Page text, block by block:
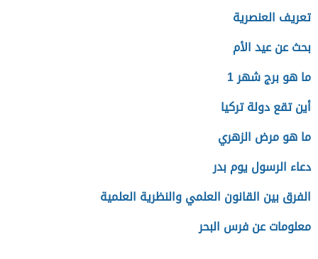
تعريف العنصرية
بحث عن عيد الأم
ما هو برج شهر 1
أين تقع دولة تركيا
ما هو مرض الزهري
دعاء الرسول يوم بدر
الفرق بين القانون العلمي والنظرية العلمية
معلومات عن فرس البحر